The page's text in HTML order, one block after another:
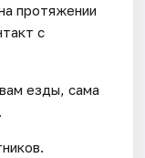
протяжении
с
езды, сама